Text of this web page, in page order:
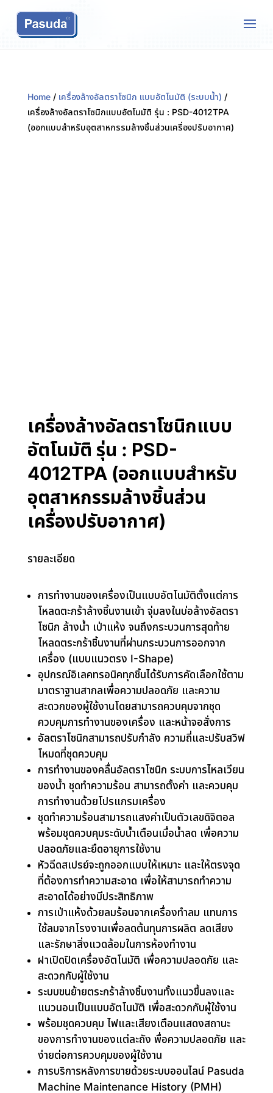
Home/ เครื่องล้างอัลตราโซนิก แบบอัตโนมัติ (ระบบน้ำ) /
เครื่องล้างอัลตราโซนิกแบบอัตโนมัติ รุ่น : PSD-4012TPA
(ออกแบบสำหรับอุตสาหกรรมล้างชิ้นส่วนเครื่องปรับอากาศ)
เครื่องล้างอัลตราโซนิกแบบ
อัตโนมัติ รุ่น : PSD-
4012TPA (ออกแบบสำหรับ
อุตสาหกรรมล้างชิ้นส่วน
เครื่องปรับอากาศ)
รายละเอียด
การทำงานของเครื่องเป็นแบบอัตโนมัติตั้งแต่การ
โหลดตะกร้าล้างชิ้นงานเข้า จุ่มลงในบ่อล้างอัลตรา
โซนิก ล้างน้ำ เป่าแห้ง จนถึงกระบวนการสุดท้าย
โหลดตระกร้าชิ้นงานที่ผ่านกระบวนการออกจาก
เครื่อง (แบบแนวตรง I-Shape)
อุปกรณ์อิเลคทรอนิคทุกชิ้นได้รับการคัดเลือกใช้ตาม
มาตราฐานสากลเพื่อความปลอดภัย และความ
สะดวกของผู้ใช้งานโดยสามารถควบคุมจากชุด
ควบคุมการทำงานของเครื่อง และหน้าจอสั่งการ
อัลตราโซนิกสามารถปรับกำลัง ความถี่และปรับสวิฟ
โหมดที่ชุดควบคุม
การทำงานของคลื่นอัลตราโซนิก ระบบการไหลเวียน
ของน้ำ ชุดทำความร้อน สามารถตั้งค่า และควบคุม
การทำงานด้วยโปรแกรมเครื่อง
ชุดทำความร้อนสามารถแสงค่าเป็นตัวเลขดิจิตอล
พร้อมชุดควบคุมระดับน้ำเตือนเมื่อน้ำลด เพื่อความ
ปลอดภัยและยืดอายุการใช้งาน
หัวฉีดสเปรย์จะถูกออกแบบให้เหมาะ และให้ตรงจุด
ที่ต้องการทำความสะอาด เพื่อให้สามารถทำความ
สะอาดได้อย่างมีประสิทธิภาพ
การเป่าแห้งด้วยลมร้อนจากเครื่องทำลม แทนการ
ใช้ลมจากโรงงานเพื่อลดต้นทุนการผลิต ลดเสียง
และรักษาสิ่งแวดล้อมในการห้องทำงาน
ฝาเปิดปิดเครื่องอัตโนมัติ เพื่อความปลอดกัย และ
สะดวกกับผู้ใช้งาน
ระบบขนย้ายตระกร้าล้างชิ้นงานทั้งแนวขึ้นลงและ
แนวนอนเป็นแบบอัตโนมัติ เพื่อสะดวกกับผู้ใช้งาน
พร้อมชุดควบคุม ไฟและเสียงเตือนแสดงสถานะ
ของการทำงานของแต่ละถัง พื่อความปลอดภัย และ
ง่ายต่อการควบคุมของผู้ใช้งาน
การบริการหลังการขายด้วยระบบออนไลน์ Pasuda
Machine Maintenance History (PMH)